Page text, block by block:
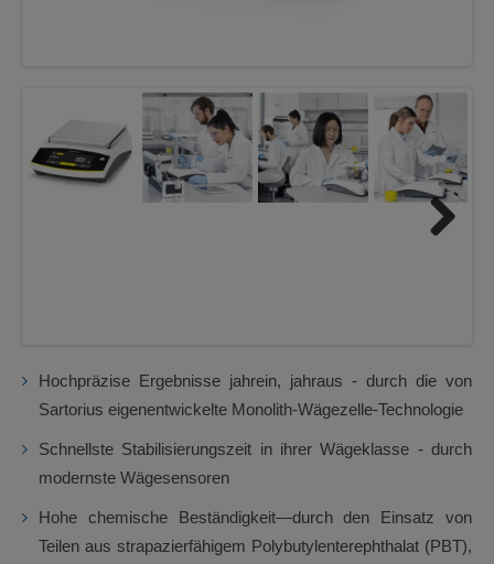
Hochpräzise Ergebnisse jahrein, jahraus - durch die von
Sartorius eigenentwickelte Monolith-Wägezelle-Technologie
Schnellste Stabilisierungszeit in ihrer Wägeklasse - durch
modernste Wägesensoren
Hohe chemische Beständigkeit—durch den Einsatz von
Teilen aus strapazierfähigem Polybutylenterephthalat (PBT),